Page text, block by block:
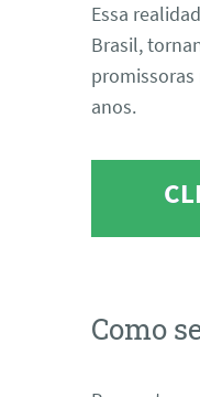
Essa
Brasil,
promissoras
anos.
Como